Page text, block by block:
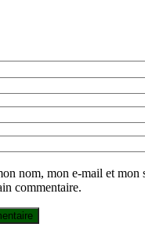
nom, mon e-mail et mon
commentaire.